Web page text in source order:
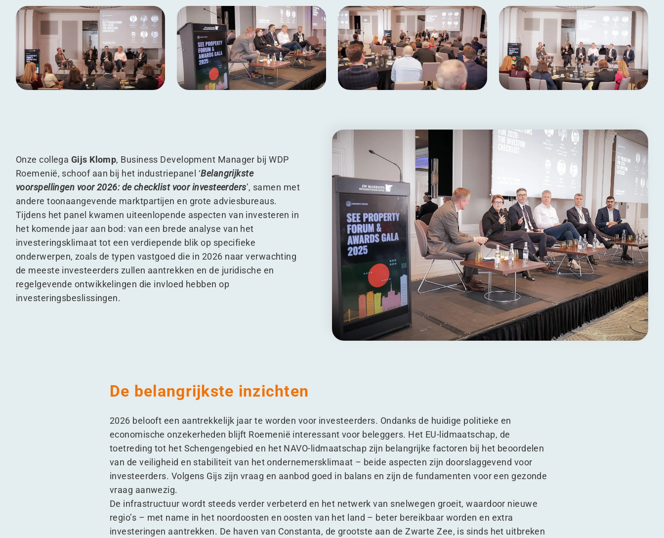
Onze collega Gijs Klomp, Business Development Manager bij WDP
Roemenië, schoof aan bij het industriepanel ‘Belangrijkste
voorspellingen voor 2026: de checklist voor investeerders’, samen met
andere toonaangevende marktpartijen en grote adviesbureaus.
Tijdens het panel kwamen uiteenlopende aspecten van investeren in
het komende jaar aan bod: van een brede analyse van het
investeringsklimaat tot een verdiepende blik op specifieke
onderwerpen, zoals de typen vastgoed die in 2026 naar verwachting
de meeste investeerders zullen aantrekken en de juridische en
regelgevende ontwikkelingen die invloed hebben op
investeringsbeslissingen.
De belangrijkste inzichten
2026 belooft een aantrekkelijk jaar te worden voor investeerders. Ondanks de huidige politieke en
economische onzekerheden blijft Roemenië interessant voor beleggers. Het EU-lidmaatschap, de
toetreding tot het Schengengebied en het NAVO-lidmaatschap zijn belangrijke factoren bij het beoordelen
van de veiligheid en stabiliteit van het ondernemersklimaat – beide aspecten zijn doorslaggevend voor
investeerders. Volgens Gijs zijn vraag en aanbod goed in balans en zijn de fundamenten voor een gezonde
vraag aanwezig.
De infrastructuur wordt steeds verder verbeterd en het netwerk van snelwegen groeit, waardoor nieuwe
regio’s – met name in het noordoosten en oosten van het land – beter bereikbaar worden en extra
investeringen aantrekken. De haven van Constanta, de grootste aan de Zwarte Zee, is sinds het uitbreken